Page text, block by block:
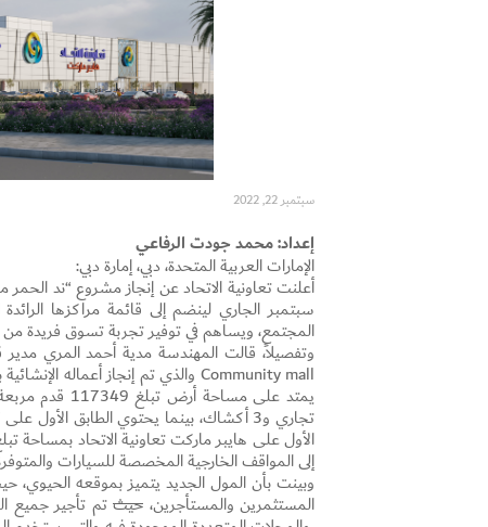
سبتمبر 22, 2022
إعداد: محمد جودت الرفاعي
الإمارات العربية المتحدة، دبي، إمارة دبي:
سبتمبر الجاري لينضم إلى قائمة مراكزها
المجتمع، ويساهم في توفير تجربة تسوق فريدة من
وتفصيلاً، قالت المهندسة مدية أحمد المري مدير
إلى المواقف الخارجية المخصصة للسيارات
وبينت بأن المول الجديد يتميز بموقعه الحيوي،
المستثمرين والمستأجرين، حيث